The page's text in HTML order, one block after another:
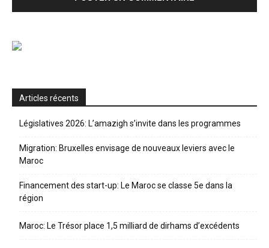
Articles récents
Législatives 2026: L’amazigh s’invite dans les programmes
Migration: Bruxelles envisage de nouveaux leviers avec le
Maroc
Financement des start-up: Le Maroc se classe 5e dans la
région
Maroc: Le Trésor place 1,5 milliard de dirhams d’excédents